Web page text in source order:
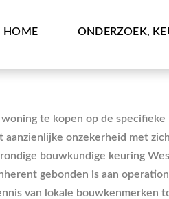
HOME ONDERZOEK,
te kopen op de
onzekerheid met
bouwkundige keuring
gebonden is aan
van lokale bouwkenmerken